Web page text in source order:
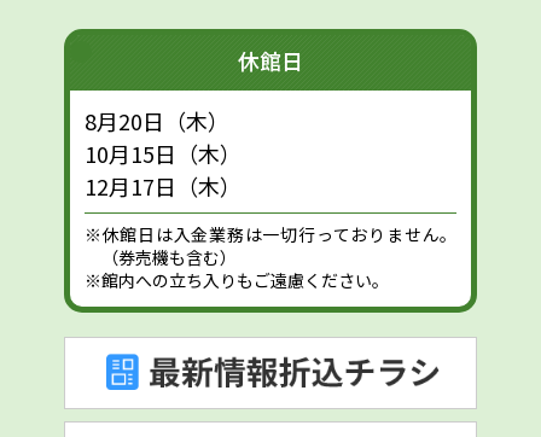
休館日
8月20日（木）
10月15日（木）
12月17日（木）
※休館日は入金業務は一切行っておりません。
（券売機も含む）
※館内への立ち入りもご遠慮ください。